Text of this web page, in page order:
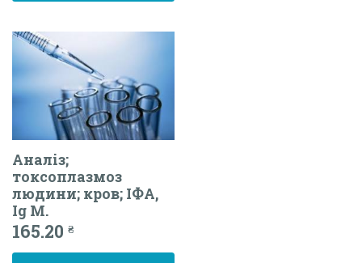
Аналіз;
токсоплазмоз
людини; кров; ІФА,
Ig М.
165.20 ₴